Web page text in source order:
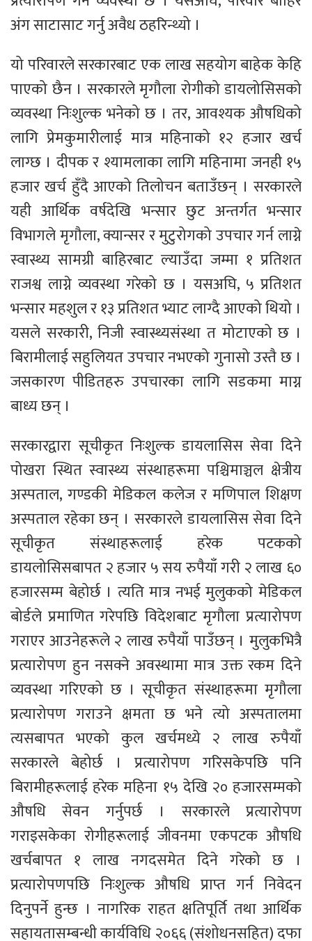
अंग साटासाट गर्नु अवैध ठहरिन्थ्यो ।
यो परिवारले सरकारबाट एक लाख सहयोग बाहेक केहि
पाएको छैन । सरकारले मृगौला रोगीको डायलोसिसको
व्यवस्था निःशुल्क भनेको छ । तर, आवश्यक औषधिको
लागि प्रेमकुमारीलाई मात्र महिनाको १२ हजार खर्च
लाग्छ । दीपक र श्यामलाका लागि महिनामा जनही १५
हजार खर्च हुँदै आएको तिलोचन बताउँछन् । सरकारले
यही आर्थिक वर्षदेखि भन्सार छुट अन्तर्गत भन्सार
विभागले मृगौला, क्यान्सर र मुटुरोगको उपचार गर्न लाग्ने
स्वास्थ्य सामग्री बाहिरबाट ल्याउँदा जम्मा १ प्रतिशत
राजश्व लाग्ने व्यवस्था गरेको छ । यसअघि, ५ प्रतिशत
भन्सार महशुल र १३ प्रतिशत भ्याट लाग्दै आएको थियो ।
यसले सरकारी, निजी स्वास्थ्यसंस्था त मोटाएको छ ।
बिरामीलाई सहुलियत उपचार नभएको गुनासो उस्तै छ ।
जसकारण पीडितहरु उपचारका लागि सडकमा माग्न
बाध्य छन् ।
सरकारद्वारा सूचीकृत निःशुल्क डायलासिस सेवा दिने
पोखरा स्थित स्वास्थ्य संस्थाहरूमा पश्चिमाञ्चल क्षेत्रीय
अस्पताल, गण्डकी मेडिकल कलेज र मणिपाल शिक्षण
अस्पताल रहेका छन् । सरकारले डायलासिस सेवा दिने
सूचीकृत संस्थाहरूलाई हरेक पटकको
डायलोसिसबापत २ हजार ५ सय रुपैयाँ गरी २ लाख ६०
हजारसम्म बेहोर्छ । त्यति मात्र नभई मुलुकको मेडिकल
बोर्डले प्रमाणित गरेपछि विदेशबाट मृगौला प्रत्यारोपण
गराएर आउनेहरूले २ लाख रुपैयाँ पाउँछन् । मुलुकभित्रै
प्रत्यारोपण हुन नसक्ने अवस्थामा मात्र उक्त रकम दिने
व्यवस्था गरिएको छ । सूचीकृत संस्थाहरूमा मृगौला
प्रत्यारोपण गराउने क्षमता छ भने त्यो अस्पतालमा
त्यसबापत भएको कुल खर्चमध्ये २ लाख रुपैयाँ
सरकारले बेहोर्छ । प्रत्यारोपण गरिसकेपछि पनि
बिरामीहरूलाई हरेक महिना १५ देखि २० हजारसम्मको
औषधि सेवन गर्नुपर्छ । सरकारले प्रत्यारोपण
गराइसकेका रोगीहरूलाई जीवनमा एकपटक औषधि
खर्चबापत १ लाख नगदसमेत दिने गरेको छ ।
प्रत्यारोपणपछि निःशुल्क औषधि प्राप्त गर्न निवेदन
दिनुपर्ने हुन्छ । नागरिक राहत क्षतिपूर्ति तथा आर्थिक
सहायतासम्बन्धी कार्यविधि २०६६ (संशोधनसहित) दफा